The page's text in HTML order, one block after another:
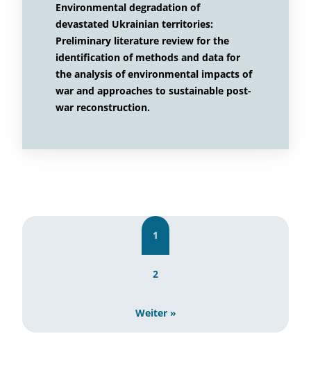
Environmental degradation of
devastated Ukrainian territories:
Preliminary literature review for the
identification of methods and data for
the analysis of environmental impacts of
war and approaches to sustainable post-
war reconstruction.
1
2
Weiter »